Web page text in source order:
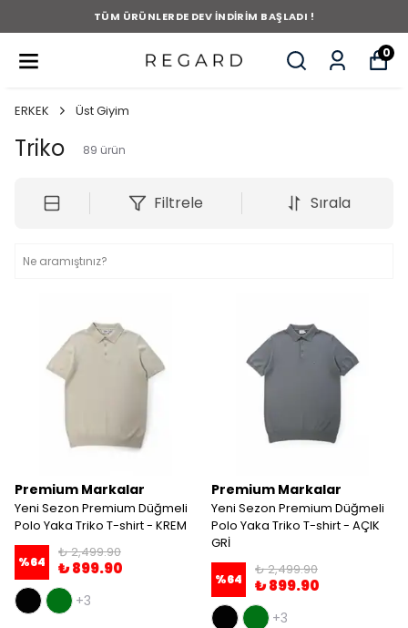
TÜM ÜRÜNLERDE DEV İNDİRİM BAŞLADI !
0
ERKEK Üst Giyim
Triko 89 ürün
Filtrele Sırala
Premium Markalar
Yeni Sezon Premium Düğmeli
Polo Yaka Triko T-shirt - KREM
%64
₺ 2,499.90
₺ 899.90
+3
Premium Markalar
Yeni Sezon Premium Düğmeli
Polo Yaka Triko T-shirt - AÇIK
GRİ
%64
₺ 2,499.90
₺ 899.90
+3